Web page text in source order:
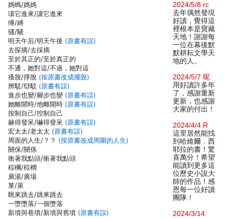
媽螞/媽媽
瓖它進來/讓它進來
缚/縛
骚/騷
明天午后/明天午後 (原書有誤)
去探摘/去採摘
至於其正的/至於真正的
不通，她對這/不過，她對這
搔脫/掙脫 (按原書改成擺脫)
辨駁/辯駁 (原書有誤)
進步也變/腳步也變 (原書有誤)
她離開時/他離開時 (原書有誤)
按制自己/控制自己
赫得發呆/嚇得發呆 (原書有誤)
宏太太/老太太 (原書有誤)
周面的人生/？？ (按原書改成周圍的人生)
關保/關係
衡著我點頭/衝著我點頭
棕櫊/棕櫚
廣湯/廣場
莱/萊
眺來跳去/跳來跳去
一墮墮落/一個墮落
新墳與巷墳/新墳與舊墳 (原書有誤)
2024/5/8 rc
去年偶然發現
好讀，覺得這
裡根本是寶藏
天地！謝謝每
一位在幕後默
默耕耘文學天
地的人。
2024/5/7 呢
用好讀許多年
了，感謝重新
更新，也感謝
大家的付出！
2024/4/4 R
這里居然能找
到哈維爾．西
耶拉的書！驚
喜萬分！希望
能讀到更多這
位歷史小說大
師的作品！感
恩每一位好讀
團隊！
2024/3/14